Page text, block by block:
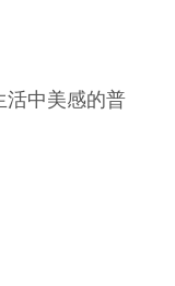
活中美感的普